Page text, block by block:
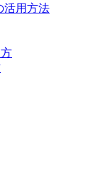
活用方法